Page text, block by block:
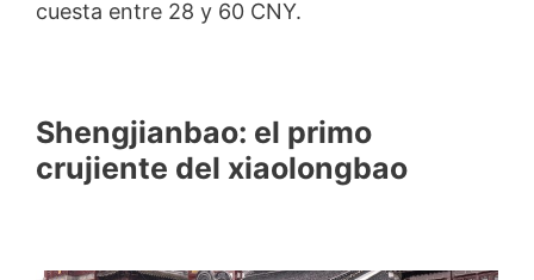
cuesta entre 28 y 60 CNY.
Shengjianbao: el primo
crujiente del xiaolongbao